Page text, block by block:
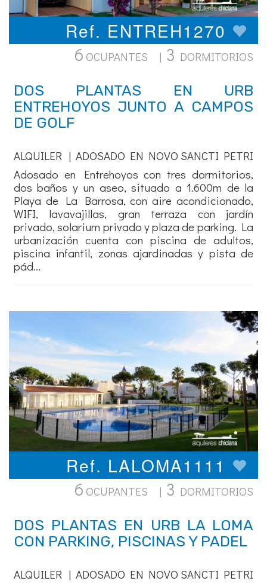
Ref. ENTREH1270
6 OCUPANTES | 3 DORMITORIOS
DOS PLANTAS EN URB
ENTREHOYOS JUNTO A CAMPOS
DE GOLF
ALQUILER | ADOSADO EN NOVO SANCTI PETRI
Adosado en Entrehoyos con tres dormitorios,
dos baños y un aseo, situado a 1.600m de la
Playa de La Barrosa, con aire acondicionado,
WIFI, lavavajillas, gran terraza con jardín
privado, solarium privado y plaza de parking. La
urbanización cuenta con piscina de adultos,
piscina infantil, zonas ajardinadas y pista de
pád...
Ref. LALOMA1111
6 OCUPANTES | 3 DORMITORIOS
DOS PLANTAS EN URB LA LOMA
CON PARKING, PISCINAS Y PADEL
ALQUILER | ADOSADO EN NOVO SANCTI PETRI